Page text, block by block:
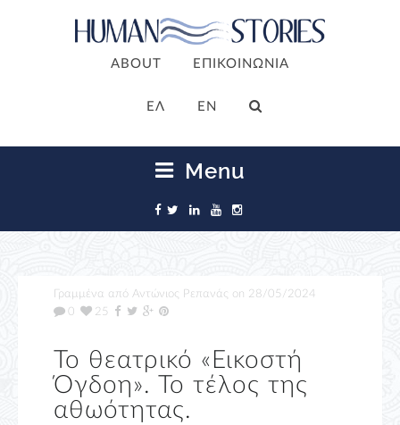
ABOUT ΕΠΙΚΟΙΝΩΝΙΑ
ΕΛ EN
Menu
Γραμμένα από Αντώνιος Ρεπανάς on 28/05/2024
0
25
Το θεατρικό «Εικοστή
Όγδοη». Το τέλος της
αθωότητας.